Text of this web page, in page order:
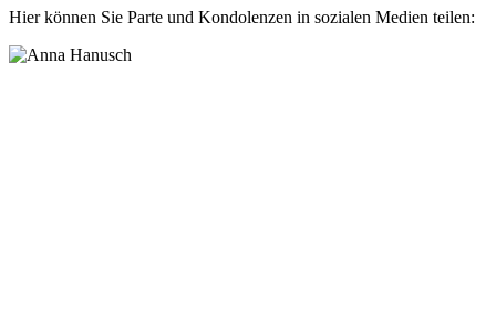
Hier können Sie Parte und Kondolenzen in sozialen Medien teilen: